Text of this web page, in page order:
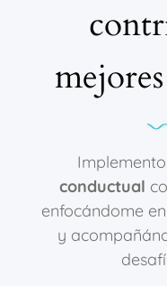
conductual
enfocándome
y